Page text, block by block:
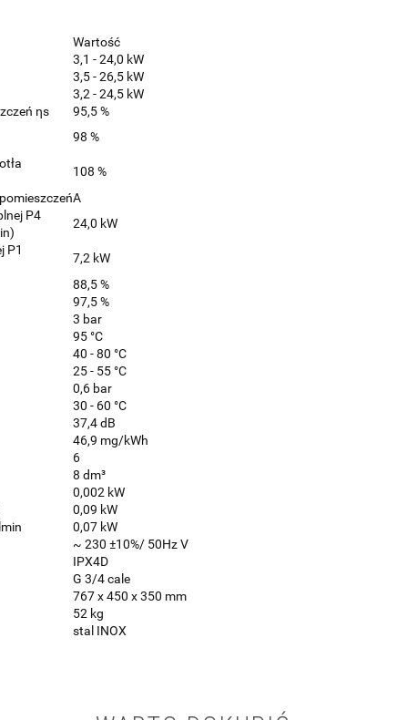
Wartość
3,1 - 24,0 kW
3,5 - 26,5 kW
3,2 - 24,5 kW
ηs
95,5 %
98 %
108 %
A
P4
24,0 kW
P1
7,2 kW
88,5 %
97,5 %
3 bar
95 °C
40 - 80 °C
25 - 55 °C
0,6 bar
30 - 60 °C
37,4 dB
46,9 mg/kWh
6
8 dm³
0,002 kW
0,09 kW
0,07 kW
~ 230 ±10%/ 50Hz V
IPX4D
G 3/4 cale
767 x 450 x 350 mm
52 kg
stal INOX